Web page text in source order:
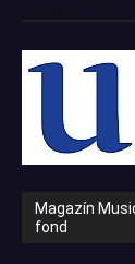
Magazín
fond